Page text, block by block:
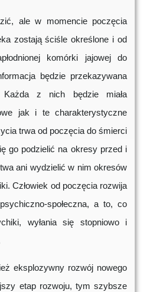
ale w momencie poczęcia
zostają ściśle określone i od
komórki jajowej do
będzie przekazywana
Każda z nich będzie miała
jak i te charakterystyczne
trwa od poczęcia do śmierci
go podzielić na okresy przed i
ani wydzielić w nim okresów
Człowiek od poczęcia rozwija
społeczna, a to, co
wyłania się stopniowo i
eksplozywny rozwój nowego
etap rozwoju, tym szybsze